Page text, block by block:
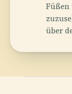
Füßen
über